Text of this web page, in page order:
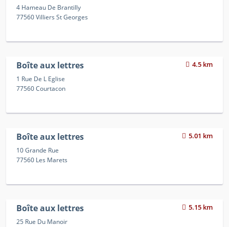
4 Hameau De Brantilly
77560 Villiers St Georges
Boîte aux lettres 4.5 km
1 Rue De L Eglise
77560 Courtacon
Boîte aux lettres 5.01 km
10 Grande Rue
77560 Les Marets
Boîte aux lettres 5.15 km
25 Rue Du Manoir